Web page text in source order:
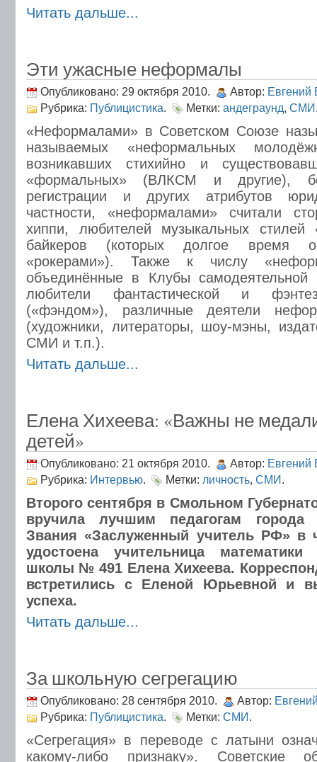
Читать дальше...
Эти ужасные неформалы
Опубликовано: 29 октября 2010. Автор: Евгений
Рубрика: Публицистика. Метки: андеграунд, СМИ
«Неформалами» в Советском Союзе
называемых «неформальных
возникавших стихийно и
«формальных» (ВЛКСМ и другие),
регистрации и других атрибутов
частности, «неформалами» считали
хиппи, любителей музыкальных стилей
байкеров (которых долгое время
«рокерами»). Также к числу
объединённые в Клубы
любители фантастической и
(«фэндом»), различные деятели
(художники, литераторы, шоу-мэны,
СМИ и т.п.).
Читать дальше...
Елена Хихеева: «Важны не
детей»
Опубликовано: 21 октября 2010. Автор: Евгений
Рубрика: Интервью. Метки: личность, СМИ.
Второго сентября в Смольном
вручила лучшим педагогам города
Звания «Заслуженный учитель РФ» в
удостоена учительница математики
школы № 491 Елена Хихеева.
встретились с Еленой Юрьевной и
успеха.
Читать дальше...
За школьную сегрегацию
Опубликовано: 28 сентября 2010. Автор:
Рубрика: Публицистика. Метки: СМИ.
«Сегрегация» в переводе с латыни
какому-либо признаку». Советские